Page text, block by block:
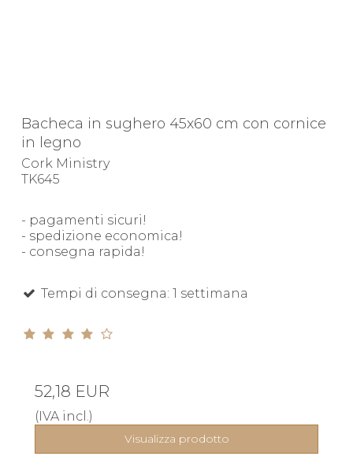
Bacheca in sughero 45x60 cm con cornice
in legno
Cork Ministry
TK645
- pagamenti sicuri!
- spedizione economica!
- consegna rapida!
Tempi di consegna: 1 settimana
52,18 EUR
(IVA incl.)
Visualizza prodotto